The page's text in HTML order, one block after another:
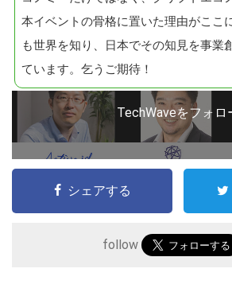
本イベントの骨格に置いた理由がここ
も世界を知り、日本でその知見を事業
ています。乞うご期待！
TechWaveをフォロ
シェアする
follow